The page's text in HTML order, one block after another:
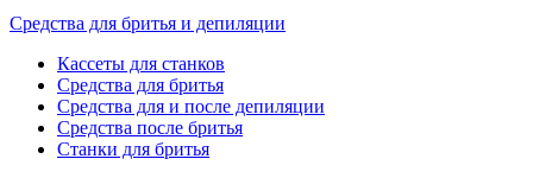
Средства для бритья и депиляции
Кассеты для станков
Средства для бритья
Средства для и после депиляции
Средства после бритья
Станки для бритья